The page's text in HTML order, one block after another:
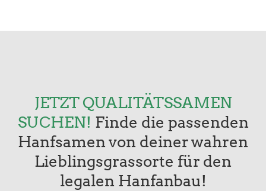
JETZT QUALITÄTSSAMEN
SUCHEN! Finde die passenden
Hanfsamen von deiner wahren
Lieblingsgrassorte für den
legalen Hanfanbau!